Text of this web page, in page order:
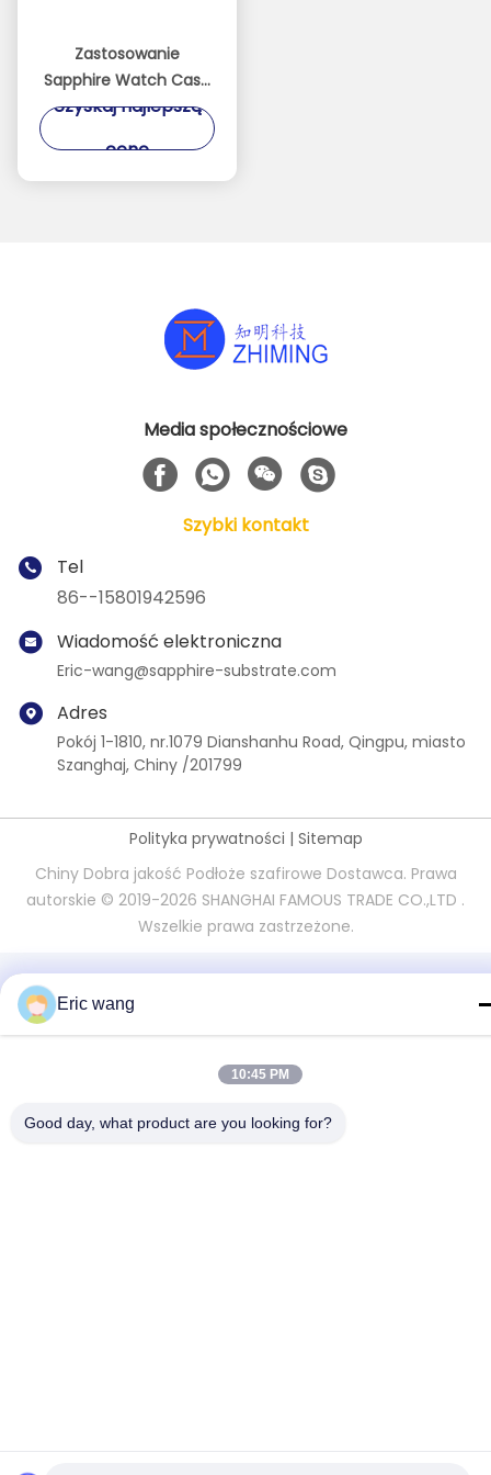
Zastosowanie
Sapphire Watch Case
wodoodporny
na ciśnienie
Uzyskaj najlepszą
cenę
Media społecznościowe
Szybki kontakt
Tel
86--15801942596
Wiadomość elektroniczna
Eric-wang@sapphire-substrate.com
Adres
Pokój 1-1810, nr.1079 Dianshanhu Road, Qingpu, miasto
Szanghaj, Chiny /201799
Polityka prywatności | Sitemap
Chiny Dobra jakość Podłoże szafirowe Dostawca. Prawa
autorskie © 2019-2026 SHANGHAI FAMOUS TRADE CO.,LTD .
Wszelkie prawa zastrzeżone.
Eric wang
10:45 PM
Good day, what product are you looking for?